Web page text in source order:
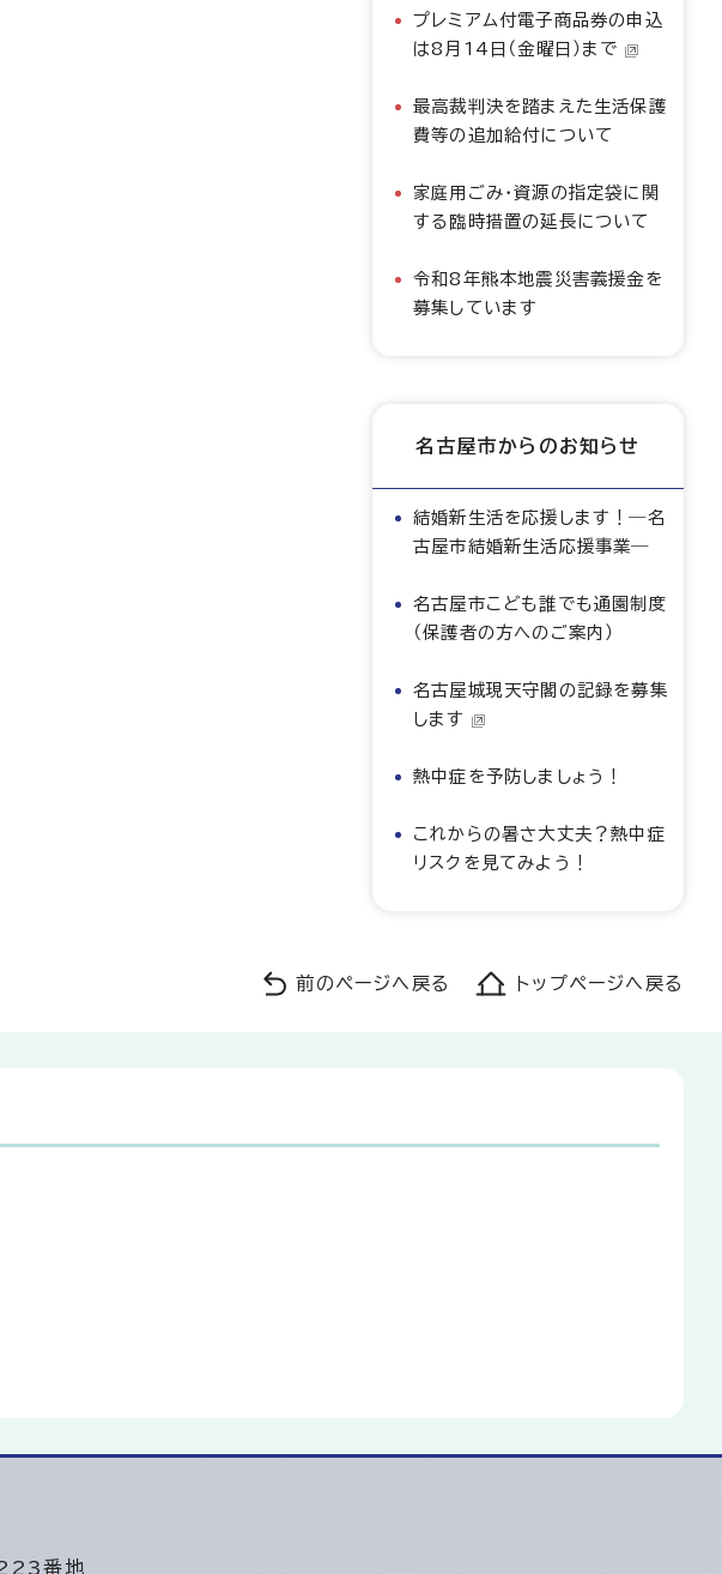
プレミアム付電子商品券の申込
は8月14日（金曜日）まで
最高裁判決を踏まえた生活保護
費等の追加給付について
家庭用ごみ・資源の指定袋に関
する臨時措置の延長について
令和8年熊本地震災害義援金を
募集しています
名古屋市からのお知らせ
結婚新生活を応援します！―名
古屋市結婚新生活応援事業―
名古屋市こども誰でも通園制度
（保護者の方へのご案内）
名古屋城現天守閣の記録を募集
します
熱中症を予防しましょう！
これからの暑さ大丈夫？熱中症
リスクを見てみよう！
前のページへ戻る トップページへ戻る
223番地